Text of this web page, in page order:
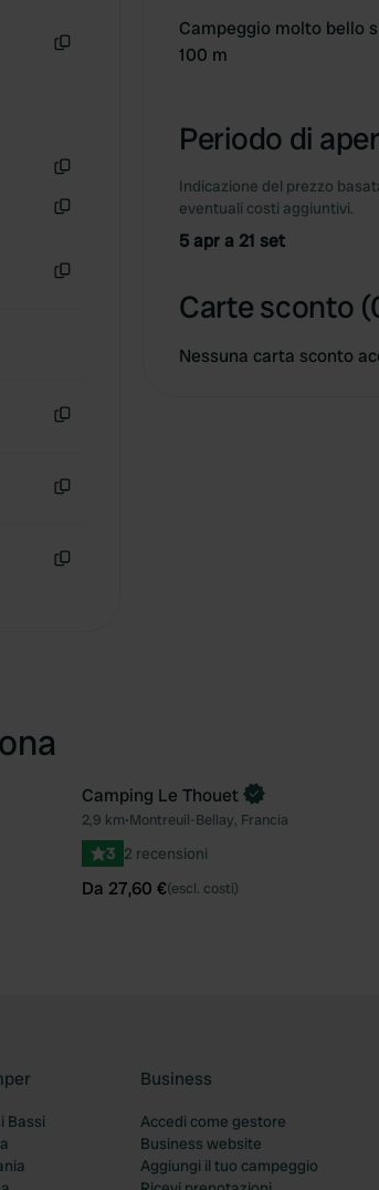
Campeggio molto bello
100 m
Periodo di
Indicazione del prezzo
eventuali costi aggiuntivi.
5 apr a 21 set
Carte sconto
Nessuna carta sconto
Preferito
Prenota ora
Camping Le Thouet
2,9 km•Montreuil-Bellay, Francia
3 2 recensioni
Da 27,60 €(escl. costi)
Bassi
Business
Accedi come gestore
Business website
Aggiungi il tuo campeggio